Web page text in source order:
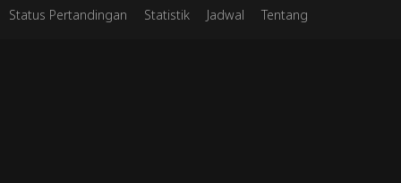
Status Pertandingan Statistik Jadwal Tentang